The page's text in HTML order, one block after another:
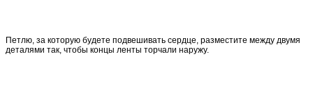
Петлю, за которую будете подвешивать сердце, разместите между двумя
деталями так, чтобы концы ленты торчали наружу.